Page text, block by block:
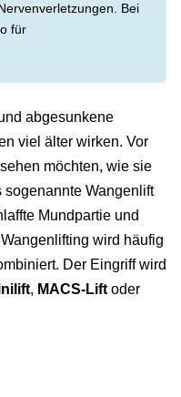
Bei
für
abgesunkene
viel älter wirken. Vor
möchten, wie sie
Wangenlift
Mundpartie und
wird häufig
Der Eingriff wird
, MACS-Lift oder